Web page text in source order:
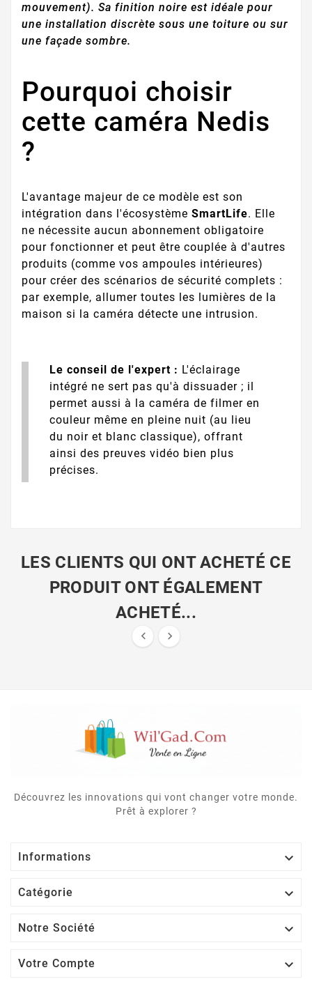
mouvement). Sa finition noire est idéale pour
une installation discrète sous une toiture ou sur
une façade sombre.
Pourquoi choisir
cette caméra Nedis
?
L'avantage majeur de ce modèle est son
intégration dans l'écosystème SmartLife. Elle
ne nécessite aucun abonnement obligatoire
pour fonctionner et peut être couplée à d'autres
produits (comme vos ampoules intérieures)
pour créer des scénarios de sécurité complets :
par exemple, allumer toutes les lumières de la
maison si la caméra détecte une intrusion.
Le conseil de l'expert : L'éclairage
intégré ne sert pas qu'à dissuader ; il
permet aussi à la caméra de filmer en
couleur même en pleine nuit (au lieu
du noir et blanc classique), offrant
ainsi des preuves vidéo bien plus
précises.
LES CLIENTS QUI ONT ACHETÉ CE
PRODUIT ONT ÉGALEMENT
ACHETÉ...
 
Découvrez les innovations qui vont changer votre monde.
Prêt à explorer ?
Informations 
Catégorie 
Notre Société 
Votre Compte 